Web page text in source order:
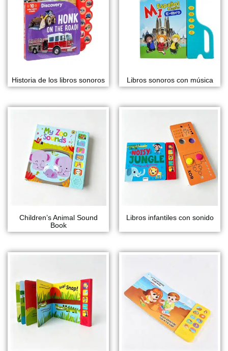
Historia de los libros sonoros Libros sonoros con música
Children’s Animal Sound
Book
Libros infantiles con sonido